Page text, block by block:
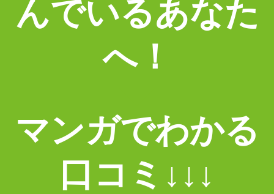
んでいるあなた
へ！
マンガでわかる
口コミ↓↓↓